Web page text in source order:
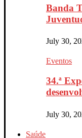
Banda
July 30,
Eventos
34.ª
July 30,
Saúde